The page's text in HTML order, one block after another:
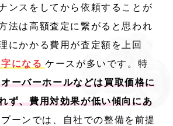
ンスをしてから依頼することが
法は高額査定に繋がると思われ
にかかる費用が査定額を上回
になる ケースが多いです。特
ーバーホールなどは買取価格に
ず、費用対効果が低い傾向にあ
ーンでは、自社での整備を前提